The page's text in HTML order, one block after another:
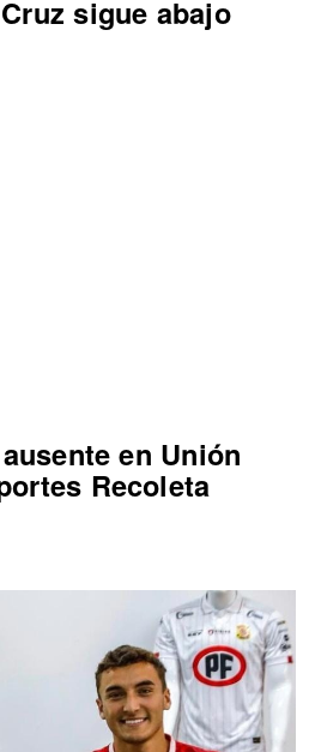
sigue abajo
en Unión
Recoleta